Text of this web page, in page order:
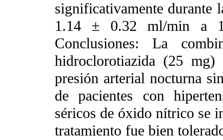
significativamente durante
1.14 ± 0.32 ml/min a
Conclusiones: La
hidroclorotiazida (25
presión arterial nocturna
de pacientes con
séricos de óxido nítrico se
tratamiento fue bien